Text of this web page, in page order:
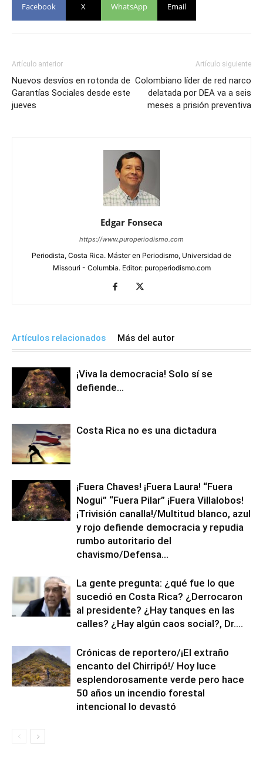
Facebook X WhatsApp Email
Artículo anterior
Nuevos desvíos en rotonda de
Garantías Sociales desde este
jueves
Artículo siguiente
Colombiano líder de red narco
delatada por DEA va a seis
meses a prisión preventiva
Edgar Fonseca
https://www.puroperiodismo.com
Periodista, Costa Rica. Máster en Periodismo, Universidad de
Missouri - Columbia. Editor: puroperiodismo.com
Artículos relacionados Más del autor
¡Viva la democracia! Solo sí se
defiende…
Costa Rica no es una dictadura
¡Fuera Chaves! ¡Fuera Laura! “Fuera
Nogui” “Fuera Pilar” ¡Fuera Villalobos!
¡Trivisión canalla!/Multitud blanco, azul
y rojo defiende democracia y repudia
rumbo autoritario del
chavismo/Defensa...
La gente pregunta: ¿qué fue lo que
sucedió en Costa Rica? ¿Derrocaron
al presidente? ¿Hay tanques en las
calles? ¿Hay algún caos social?, Dr....
Crónicas de reportero/¡El extraño
encanto del Chirripó!/ Hoy luce
esplendorosamente verde pero hace
50 años un incendio forestal
intencional lo devastó